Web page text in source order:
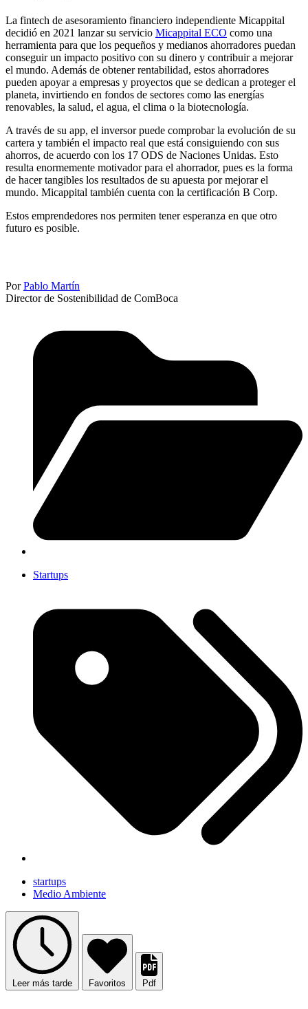
La fintech de asesoramiento financiero independiente Micappital
decidió en 2021 lanzar su servicio Micappital ECO como una
herramienta para que los pequeños y medianos ahorradores puedan
conseguir un impacto positivo con su dinero y contribuir a mejorar
el mundo. Además de obtener rentabilidad, estos ahorradores
pueden apoyar a empresas y proyectos que se dedican a proteger el
planeta, invirtiendo en fondos de sectores como las energías
renovables, la salud, el agua, el clima o la biotecnología.
A través de su app, el inversor puede comprobar la evolución de su
cartera y también el impacto real que está consiguiendo con sus
ahorros, de acuerdo con los 17 ODS de Naciones Unidas. Esto
resulta enormemente motivador para el ahorrador, pues es la forma
de hacer tangibles los resultados de su apuesta por mejorar el
mundo. Micappital también cuenta con la certificación B Corp.
Estos emprendedores nos permiten tener esperanza en que otro
futuro es posible.
PorPablo Martín
Director de Sostenibilidad de ComBoca
Startups
startups
Medio Ambiente
Leer más tarde Favoritos Pdf